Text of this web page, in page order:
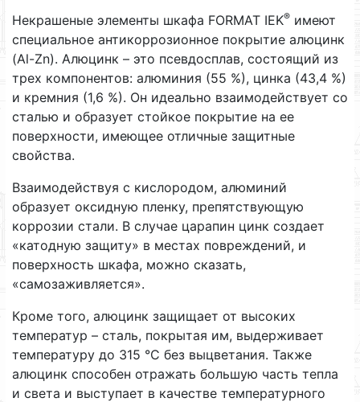
Некрашеные элементы шкафа FORMAT IEK® имеют
специальное антикоррозионное покрытие алюцинк
(Al-Zn). Алюцинк – это псевдосплав, состоящий из
трех компонентов: алюминия (55 %), цинка (43,4 %)
и кремния (1,6 %). Он идеально взаимодействует со
сталью и образует стойкое покрытие на ее
поверхности, имеющее отличные защитные
свойства.
Взаимодействуя с кислородом, алюминий
образует оксидную пленку, препятствующую
коррозии стали. В случае царапин цинк создает
«катодную защиту» в местах повреждений, и
поверхность шкафа, можно сказать,
«самозаживляется».
Кроме того, алюцинк защищает от высоких
температур – сталь, покрытая им, выдерживает
температуру до 315 °С без выцветания. Также
алюцинк способен отражать большую часть тепла
и света и выступает в качестве температурного